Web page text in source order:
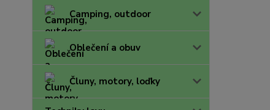
Camping, outdoor
Oblečení a obuv
Čluny, motory, loďky